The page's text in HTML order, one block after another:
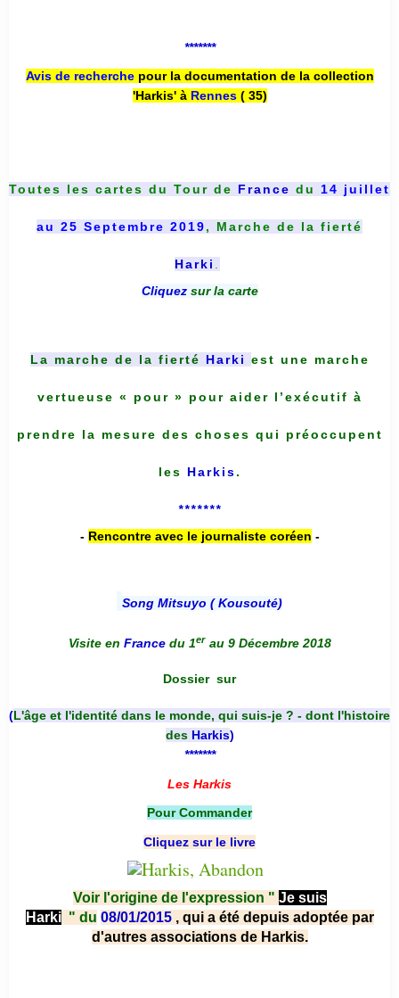
*******
Avis de recherche pour la documentation de la collection
'Harkis' à Rennes( 35)
Toutes les cartes du Tour de France du 14 juillet
au 25 Septembre 2019, Marche de la fierté
Harki
Cliquez sur la carte
La marche de la fierté Harki est une marche
vertueuse « pour » pour aider l’exécutif à
prendre la mesure des choses qui préoccupent
les Harkis.
*******
- Rencontre avec le journaliste coréen -
Song Mitsuyo ( Kousouté)
Visite en France du 1er au 9 Décembre 2018
Dossier sur
(L'âge et l'identité dans le monde, qui suis-je ? - dont l'histoire
des Harkis)
*******
Les Harkis
Pour Commander
Cliquez sur le livre
Voir l'origine de l'expression " Je suis
Harki " du 08/01/2015 , qui a été depuis adoptée par
d'autres associations de Harkis.